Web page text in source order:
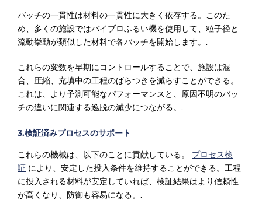
バッチの一貫性は材料の一貫性に大きく依存する。このた
め、多くの施設ではバイブロふるい機を使用して、粒子径と
流動挙動が類似した材料で各バッチを開始します。.
これらの変数を早期にコントロールすることで、施設は混
合、圧縮、充填中の工程のばらつきを減らすことができる。
これは、より予測可能なパフォーマンスと、原因不明のバッ
チの違いに関連する逸脱の減少につながる。.
3.検証済みプロセスのサポート
これらの機械は、以下のことに貢献している。 プロセス検
証 により、安定した投入条件を維持することができる。工程
に投入される材料が安定していれば、検証結果はより信頼性
が高くなり、防御も容易になる。.